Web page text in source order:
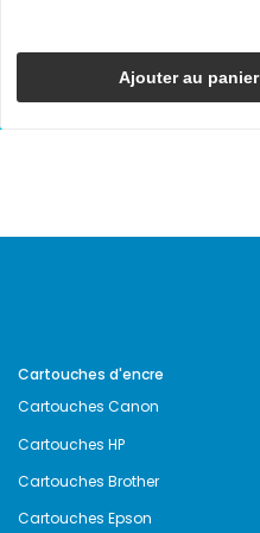
Ajouter au panier
Cartouches d'encre
Cartouches Canon
Cartouches HP
Cartouches Brother
Cartouches Epson